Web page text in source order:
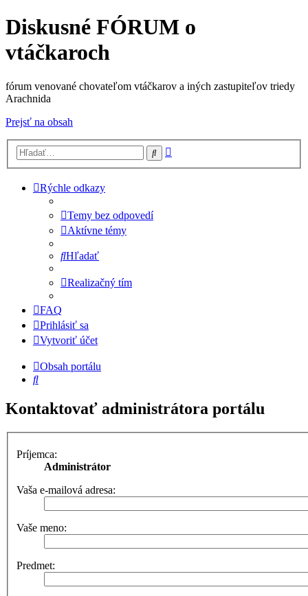
Diskusné FÓRUM o
vtáčkaroch
fórum venované chovateľom vtáčkarov a iných zastupiteľov triedy
Arachnida
Prejsť na obsah
Hľadať
Rýchle odkazy
Temy bez odpovedí
Aktívne témy
Hľadať
Realizačný tím
FAQ
Prihlásiť sa
Vytvoriť účet
Obsah portálu
Hľadať
Kontaktovať administrátora portálu
Príjemca:
Administrátor
Vaša e-mailová adresa:
Vaše meno:
Predmet: